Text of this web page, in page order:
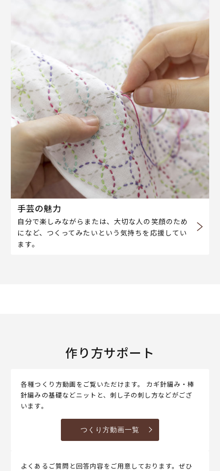
手芸の魅力
自分で楽しみながらまたは、大切な人の笑顔のため
になど、つくってみたいという気持ちを応援してい
ます。
作り方サポート
各種つくり方動画をご覧いただけます。 カギ針編み・棒
針編みの基礎などニットと、刺し子の刺し方などがござ
います。
つくり方動画一覧
よくあるご質問と回答内容をご用意しております。ぜひ